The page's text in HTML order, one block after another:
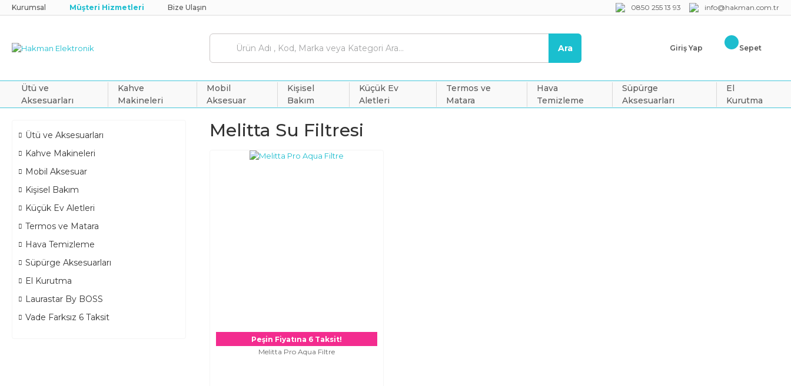
Kurumsal Müşteri Hizmetleri Bize Ulaşın 0850 255 13 93 info@hakman.com.tr
Ara Giriş Yap Sepet
Ütü ve
Aksesuarları
Kahve
Makineleri
Mobil
Aksesuar
Kişisel
Bakım
Küçük Ev
Aletleri
Termos ve
Matara
Hava
Temizleme
Süpürge
Aksesuarları
El
Kurutma
Ütü ve Aksesuarları
Kahve Makineleri
Mobil Aksesuar
Kişisel Bakım
Küçük Ev Aletleri
Termos ve Matara
Hava Temizleme
Süpürge Aksesuarları
El Kurutma
Laurastar By BOSS
Vade Farksız 6 Taksit
Melitta Su Filtresi
Peşin Fiyatına 6 Taksit!
Melitta Pro Aqua Filtre